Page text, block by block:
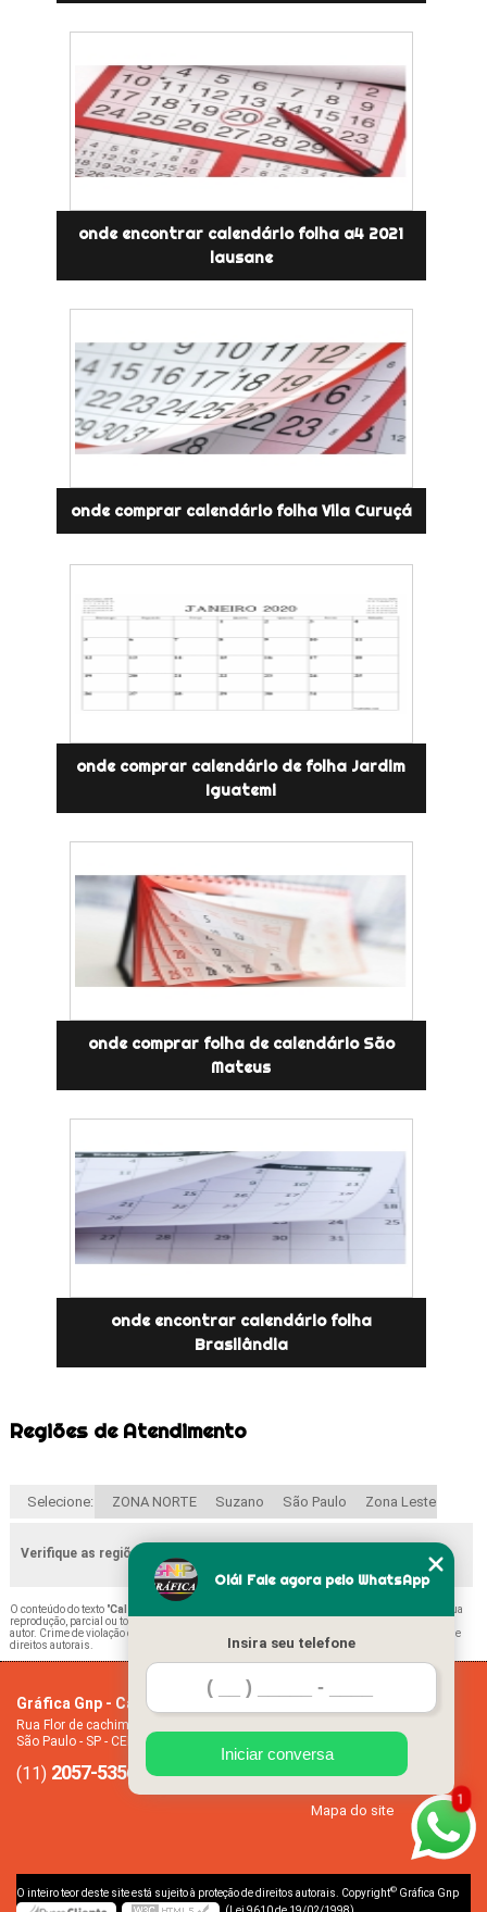
onde encontrar calendário folha a4 2021
lausane
onde comprar calendário folha Vila Curuçá
onde comprar calendário de folha Jardim
Iguatemi
onde comprar folha de calendário São
Mateus
onde encontrar calendário folha
Brasilândia
Regiões de Atendimento
Selecione: ZONA NORTE Suzano São Paulo Zona Leste
Verifique as regiões que atendemos
O conteúdo do texto "Calendário Mensal Folha A4 Vila Ciqueira
" é de direito reservado. Sua
reprodução, parcial ou total, mesmo citando nossos links, é proibida sem a autorização do
autor. Crime de violação de direito autoral – artigo 184 do Código Penal –
Lei 9610/98 - Lei de
direitos autorais
Gráfica Gnp - Cartão de visita
Rua Flor de cachimbo, 274 - Jardim Santana
São Paulo - SP - CEP: 08050-040
(11) 2057-5356 (11)94612-2445
Missão
Mapa do site
O inteiro teor deste site está sujeito à proteção de direitos autorais. Copyright© Gráfica Gnp
1
Olá! Fale agora pelo WhatsApp
Insira seu telefone
Iniciar conversa